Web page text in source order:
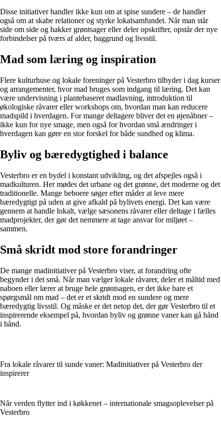
Disse initiativer handler ikke kun om at spise sundere – de handler
også om at skabe relationer og styrke lokalsamfundet. Når man står
side om side og hakker grøntsager eller deler opskrifter, opstår der nye
forbindelser på tværs af alder, baggrund og livsstil.
Mad som læring og inspiration
Flere kulturhuse og lokale foreninger på Vesterbro tilbyder i dag kurser
og arrangementer, hvor mad bruges som indgang til læring. Det kan
være undervisning i plantebaseret madlavning, introduktion til
økologiske råvarer eller workshops om, hvordan man kan reducere
madspild i hverdagen. For mange deltagere bliver det en øjenåbner –
ikke kun for nye smage, men også for hvordan små ændringer i
hverdagen kan gøre en stor forskel for både sundhed og klima.
Byliv og bæredygtighed i balance
Vesterbro er en bydel i konstant udvikling, og det afspejles også i
madkulturen. Her mødes det urbane og det grønne, det moderne og det
traditionelle. Mange beboere søger efter måder at leve mere
bæredygtigt på uden at give afkald på bylivets energi. Det kan være
gennem at handle lokalt, vælge sæsonens råvarer eller deltage i fælles
madprojekter, der gør det nemmere at tage ansvar for miljøet –
sammen.
Små skridt mod store forandringer
De mange madinitiativer på Vesterbro viser, at forandring ofte
begynder i det små. Når man vælger lokale råvarer, deler et måltid med
naboen eller lærer at bruge hele grøntsagen, er det ikke bare et
spørgsmål om mad – det er et skridt mod en sundere og mere
bæredygtig livsstil. Og måske er det netop det, der gør Vesterbro til et
inspirerende eksempel på, hvordan byliv og grønne vaner kan gå hånd
i hånd.
Fra lokale råvarer til sunde vaner: Madinitiativer på Vesterbro der
inspirerer
Når verden flytter ind i køkkenet – internationale smagsoplevelser på
Vesterbro